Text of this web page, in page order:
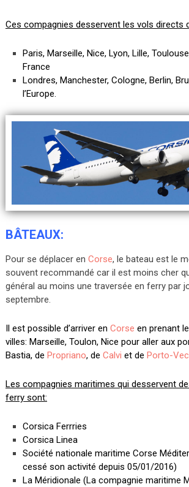
Ces compagnies desservent les vols directs
Paris, Marseille, Nice, Lyon, Lille,
France
Londres, Manchester, Cologne, Berlin,
l’Europe.
BÂTEAUX:
Pour se déplacer en Corse, le bateau est le
souvent recommandé car il est moins cher
général au moins une traversée en ferry par
septembre.
Il est possible d’arriver en Corse en prenant
villes: Marseille, Toulon, Nice pour aller aux
Bastia, de Propriano, de Calvi et de Porto-
Les compagnies maritimes qui desservent
ferry sont:
Corsica Ferrries
Corsica Linea
Société nationale maritime Corse
cessé son activité depuis 05/01/2016)
La Méridionale (La compagnie maritime